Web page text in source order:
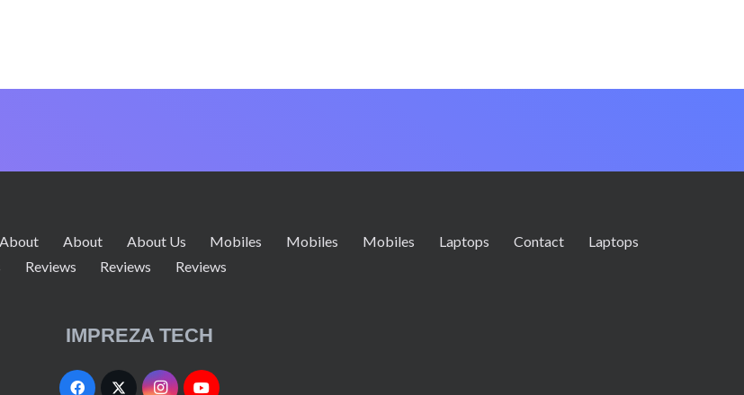
About About About Us Mobiles Mobiles Mobiles Laptops Contact
Laptops
Reviews Reviews Reviews
IMPREZA TECH